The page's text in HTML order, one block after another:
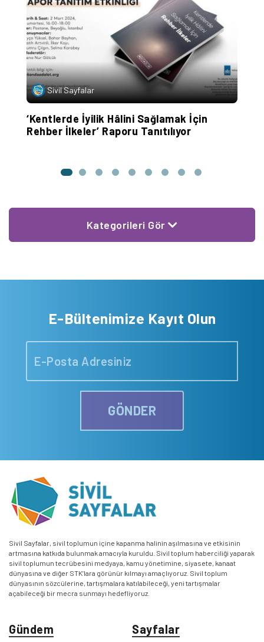
Sivil Sayfalar
‘Kentlerde İyilik Hâlini Sağlamak İçin
Rehber İlkeler’ Raporu Tanıtılıyor
Kategorileri Gör
E-Bültenimize Kayıt Olun
GÖNDER
Sivil Sayfalar, sivil toplumun içine kapanma halinin aşılmasına ve etkisinin
artmasına katkıda bulunmak amacıyla kuruldu. Sivil toplum haberciliği yaparak
sivil toplumun tecrübesini medyaya, kamu yönetimine, siyasete, kanaat
dünyasına ve diğer STK’lara görünür kılmayı amaçlıyoruz. Sivil toplum
dünyasının sözcülerine, tartışmalara katılabileceği, yeni tartışmalar
açabileceği bir mecra sunmayı hedefliyoruz.
Gündem Sayfalar